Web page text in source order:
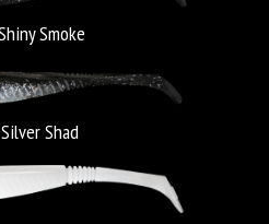
Smoke
Shad